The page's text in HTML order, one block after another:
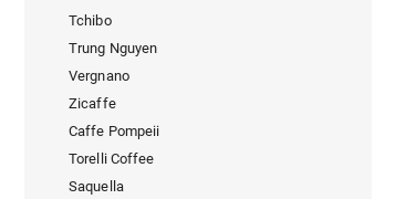
Tchibo
Trung Nguyen
Vergnano
Zicaffe
Caffe Pompeii
Torelli Coffee
Saquella